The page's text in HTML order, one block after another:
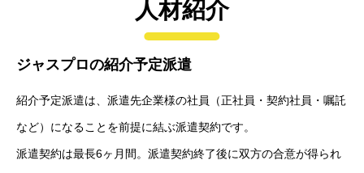
人材紹介
ジャスプロの紹介予定派遣
紹介予定派遣は、派遣先企業様の社員（正社員・契約社員・嘱託
など）になることを前提に結ぶ派遣契約です。
派遣契約は最長6ヶ月間。派遣契約終了後に双方の合意が得られ